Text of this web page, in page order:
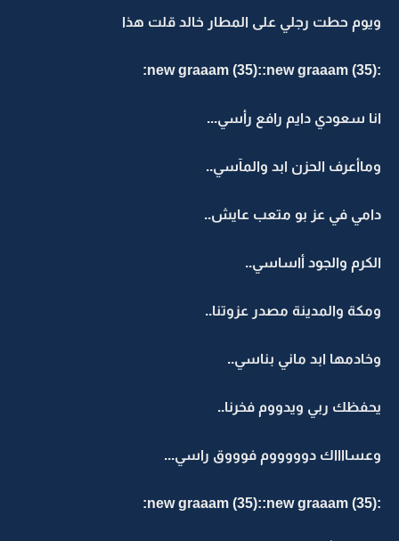
ويوم حطت رجلي على المطار خالد قلت هذا
:new graaam (35)::new graaam (35):
انا سعودي دايم رافع رأسي...
وماأعرف الحزن ابد والمآسي..
دامي في عز بو متعب عايش..
الكرم والجود أاساسي..
ومكة والمدينة مصدر عزوتنا..
وخادمها ابد ماني بناسي..
يحفظك ربي ويدووم فخرنا..
وعسااااك دوووووم فوووق راسي...
:new graaam (35)::new graaam (35):